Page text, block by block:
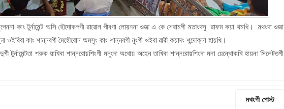
কাং টুর্নামেন্ট অসি হৌদোকপগী ৱারোল পীবগা লোয়ননা ওজা এ কে শেরামগী মতাংদসু ৱাফম কয়া থমখি। মথংদা ওজা
ওইরিবা কাং শান্নবগী মৈহৌরোন অমসুং কাং শান্নবগী নুংগী ওইবা ৱারী কয়াদং শন্দোক্না হায়খি।
টুর্নামেন্টতা শরুক য়াখিবা শান্নরোয়শিংগী মনুংদা অথোয় অহেন তাখিবা শান্নরোয়শিংদা মনা য়েন্থোকখি হায়না সিলেটতগী
মথংগী পোস্ট